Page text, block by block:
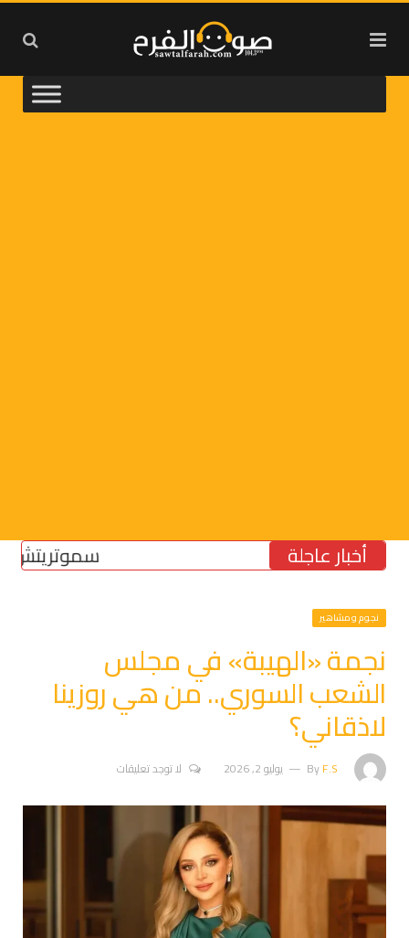
أخبار عاجلة سموتريتش:
نجوم ومشاهير
نجمة «الهيبة» في مجلس
الشعب السوري.. من هي روزينا
لاذقاني؟
ByF.S يوليو 2, 2026 لا توجد تعليقات